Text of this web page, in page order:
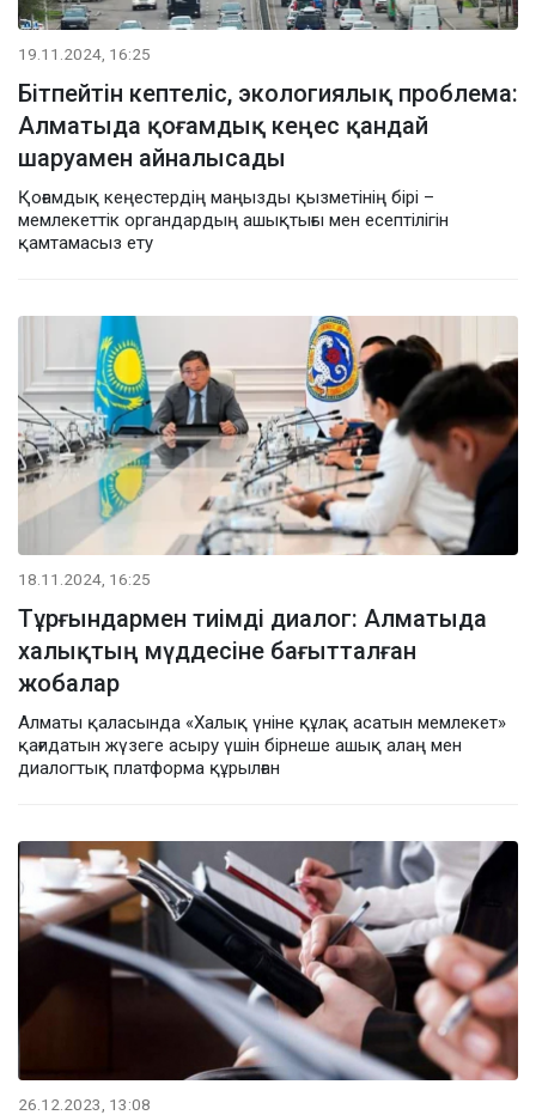
19.11.2024, 16:25
Бітпейтін кептеліс, экологиялық проблема:
Алматыда қоғамдық кеңес қандай
шаруамен айналысады
Қоғамдық кеңестердің маңызды қызметінің бірі –
мемлекеттік органдардың ашықтығы мен есептілігін
қамтамасыз ету
18.11.2024, 16:25
Тұрғындармен тиімді диалог: Алматыда
халықтың мүддесіне бағытталған
жобалар
Алматы қаласында «Халық үніне құлақ асатын мемлекет»
қағидатын жүзеге асыру үшін бірнеше ашық алаң мен
диалогтық платформа құрылған
26.12.2023, 13:08